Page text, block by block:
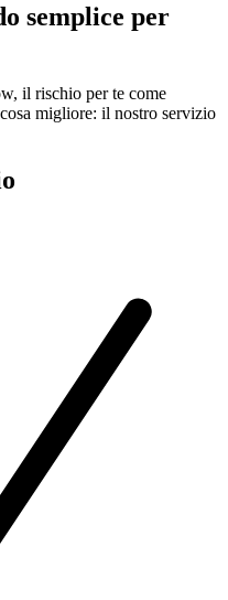
semplice per
il rischio per te come
migliore: il nostro servizio